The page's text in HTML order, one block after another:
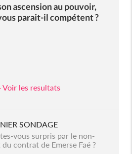
ascension au pouvoir,
parait-il compétent ?
Voir les resultats
SONDAGE
vous surpris par le non-
contrat de Emerse Faé ?